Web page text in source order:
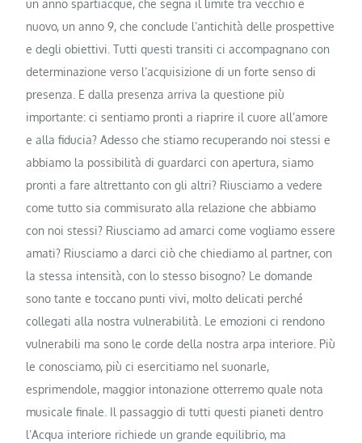
un anno spartiacque, che segna il limite tra vecchio e
nuovo, un anno 9, che conclude l’antichità delle prospettive
e degli obiettivi. Tutti questi transiti ci accompagnano con
determinazione verso l’acquisizione di un forte senso di
presenza. E dalla presenza arriva la questione più
importante: ci sentiamo pronti a riaprire il cuore all’amore
e alla fiducia? Adesso che stiamo recuperando noi stessi e
abbiamo la possibilità di guardarci con apertura, siamo
pronti a fare altrettanto con gli altri? Riusciamo a vedere
come tutto sia commisurato alla relazione che abbiamo
con noi stessi? Riusciamo ad amarci come vogliamo essere
amati? Riusciamo a darci ciò che chiediamo al partner, con
la stessa intensità, con lo stesso bisogno? Le domande
sono tante e toccano punti vivi, molto delicati perché
collegati alla nostra vulnerabilità. Le emozioni ci rendono
vulnerabili ma sono le corde della nostra arpa interiore. Più
le conosciamo, più ci esercitiamo nel suonarle,
esprimendole, maggior intonazione otterremo quale nota
musicale finale. Il passaggio di tutti questi pianeti dentro
l’Acqua interiore richiede un grande equilibrio, ma